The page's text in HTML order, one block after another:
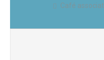
Café